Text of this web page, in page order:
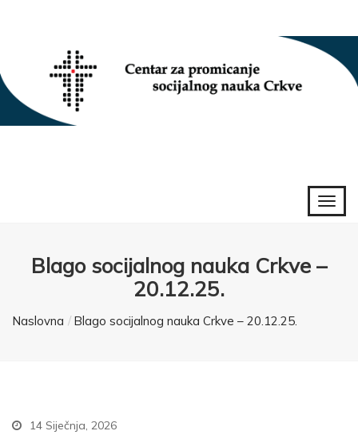
Blago socijalnog nauka Crkve –
20.12.25.
Naslovna Blago socijalnog nauka Crkve – 20.12.25.
14 Siječnja, 2026